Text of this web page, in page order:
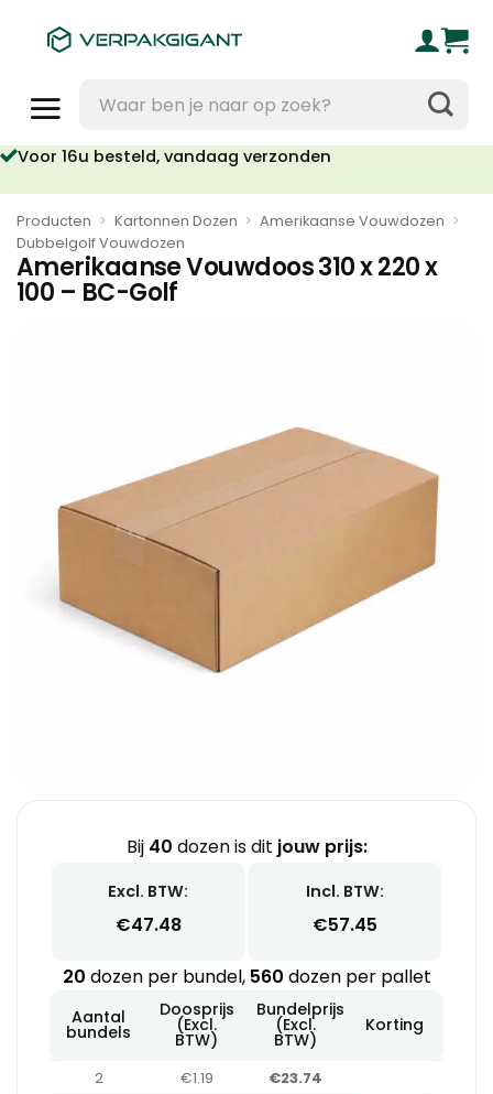
naar:
16u besteld, vandaag verzonden
Geen orderkosten vanaf €95
Producten > Kartonnen Dozen > Amerikaanse Vouwdozen >
Dubbelgolf Vouwdozen
Amerikaanse Vouwdoos 310 x 220 x
100 – BC-Golf
Bij 40 dozen is dit jouw prijs:
Excl. BTW:
€47.48
Incl. BTW:
€57.45
20 dozen per bundel, 560 dozen per pallet
Aantal
bundels
Doosprijs
(Excl.
BTW)
Bundelprijs
(Excl.
BTW)
Korting
2 €1.19
€23.74